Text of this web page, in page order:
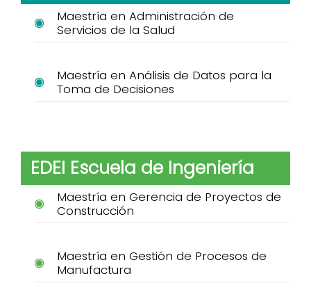
Maestría en Administración de
Servicios de la Salud
Maestría en Análisis de Datos para la
Toma de Decisiones
EDEI Escuela de Ingeniería
Maestría en Gerencia de Proyectos de
Construcción
Maestría en Gestión de Procesos de
Manufactura